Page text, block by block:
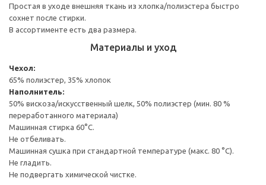
Простая в уходе внешняя ткань из хлопка/полиэстера быстро
сохнет после стирки.
В ассортименте есть два размера.
Материалы и уход
Чехол:
65% полиэстер, 35% хлопок
Наполнитель:
50% вискоза/искусственный шелк, 50% полиэстер (мин. 80 %
переработанного материала)
Машинная стирка 60°С.
Не отбеливать.
Машинная сушка при стандартной температуре (макс. 80 °C).
Не гладить.
Не подвергать химической чистке.